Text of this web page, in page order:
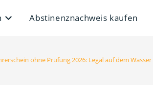
Abstinenznachweis kaufen
ohne Prüfung 2026: Legal auf dem